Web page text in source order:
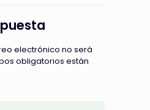
electrónico no será
obligatorios están